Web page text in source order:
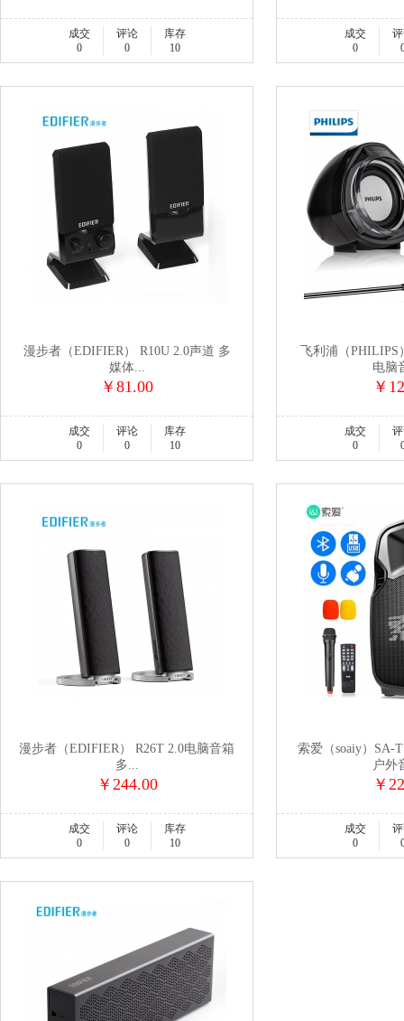
成交
0
评论
0
库存
10
成交
0
漫步者（EDIFIER） R10U 2.0声道 多
媒体...
￥81.00
成交
0
评论
0
库存
10
飞利浦（PHILIPS
电脑
￥
成交
0
漫步者（EDIFIER） R26T 2.0电脑音箱
多...
￥244.00
成交
0
评论
0
库存
10
索爱（soaiy）SA-
户外
￥
成交
0